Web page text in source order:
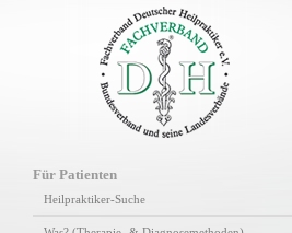
Für Patienten
Heilpraktiker-Suche